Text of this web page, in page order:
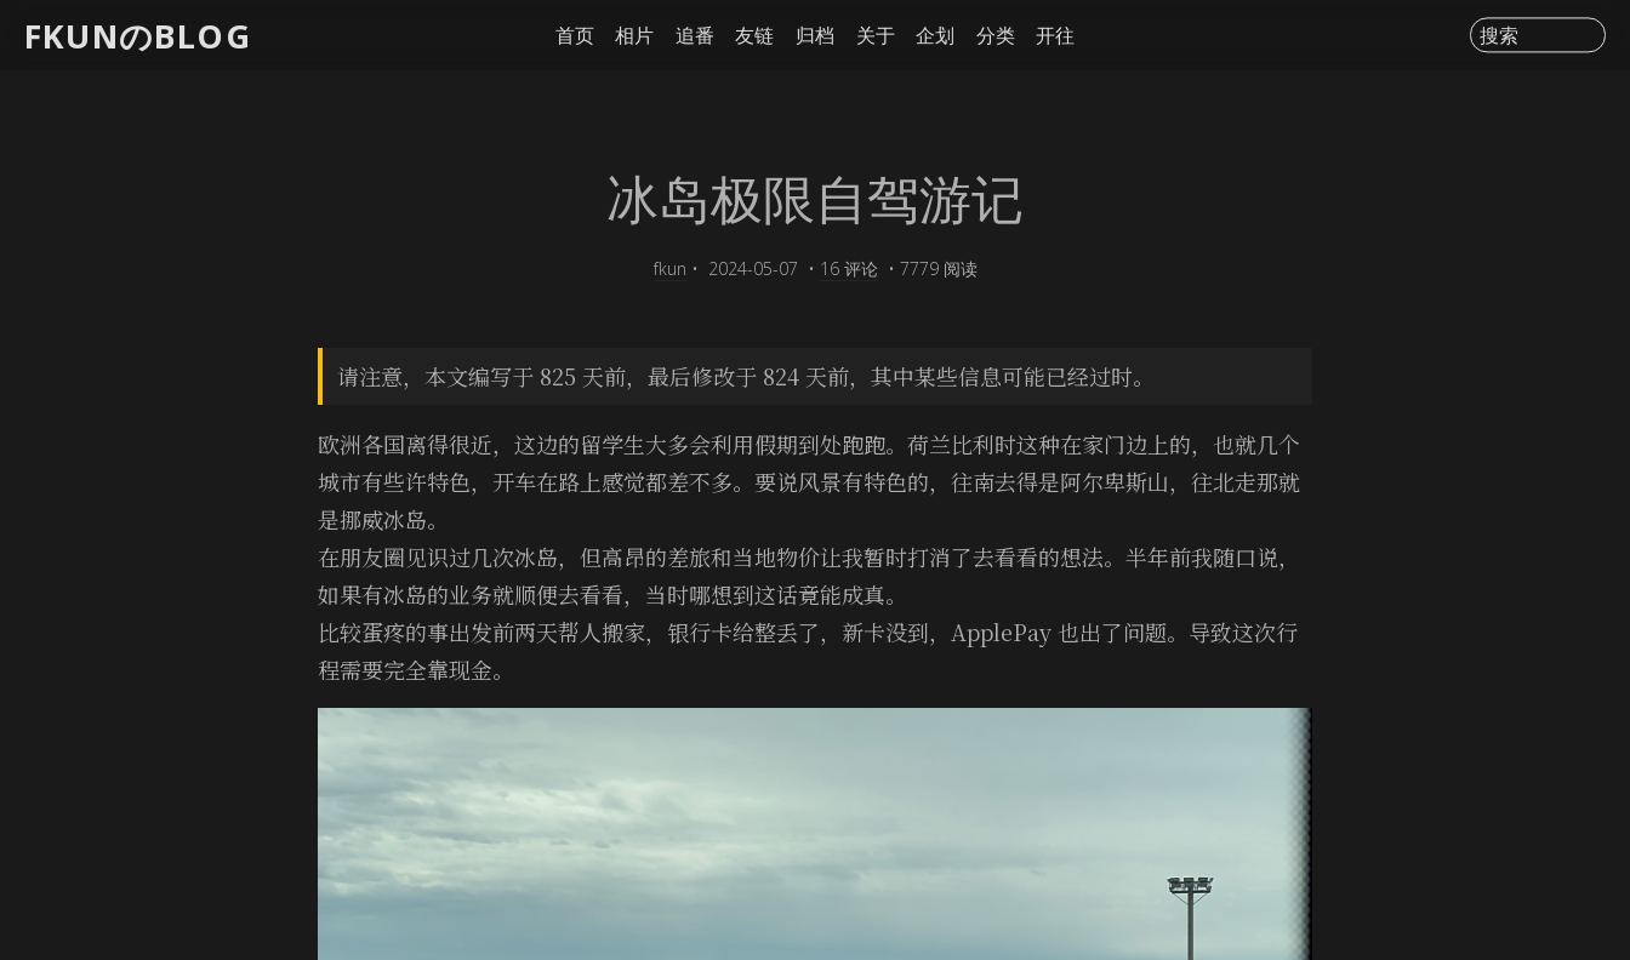
FKUNのBLOG 首页 相片 追番 友链 归档 关于 企划 分类 开往 搜索
冰岛极限自驾游记
fkun • 2024-05-07 • 16 评论• 7779 阅读
请注意，本文编写于 825 天前，最后修改于 824 天前，其中某些信息可能已经过时。
欧洲各国离得很近，这边的留学生大多会利用假期到处跑跑。荷兰比利时这种在家门边上的，也就几个
城市有些许特色，开车在路上感觉都差不多。要说风景有特色的，往南去得是阿尔卑斯山，往北走那就
是挪威冰岛。
在朋友圈见识过几次冰岛，但高昂的差旅和当地物价让我暂时打消了去看看的想法。半年前我随口说，
如果有冰岛的业务就顺便去看看，当时哪想到这话竟能成真。
比较蛋疼的事出发前两天帮人搬家，银行卡给整丢了，新卡没到，Ap­ple­Pay 也出了问题。导致这次行
程需要完全靠现金。